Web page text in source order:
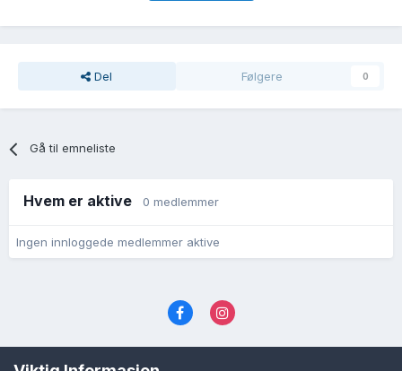
Del Følgere 0
Gå til emneliste
Hvem er aktive 0 medlemmer
Ingen innloggede medlemmer aktive